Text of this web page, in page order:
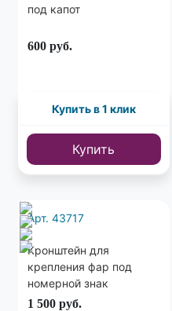
под капот
600 руб.
Купить в 1 клик
Купить
Арт. 43717
Кронштейн для
крепления фар под
номерной знак
1 500 руб.